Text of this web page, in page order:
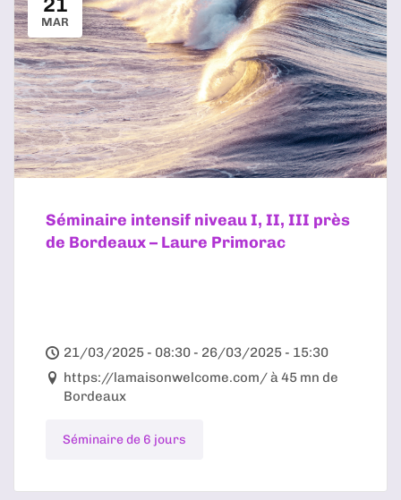
MAR
Séminaire intensif niveau I, II, III près
de Bordeaux – Laure Primorac
21/03/2025 - 08:30 - 26/03/2025 - 15:30
https://lamaisonwelcome.com/ à 45 mn de
Bordeaux
Séminaire de 6 jours